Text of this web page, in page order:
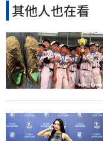
其他人也在看